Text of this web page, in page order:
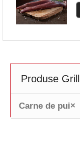
Produse Grill
×
Carne de pui